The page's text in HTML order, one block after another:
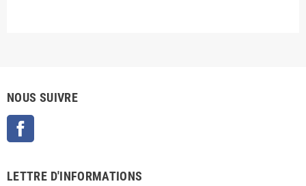
NOUS SUIVRE
LETTRE D'INFORMATIONS